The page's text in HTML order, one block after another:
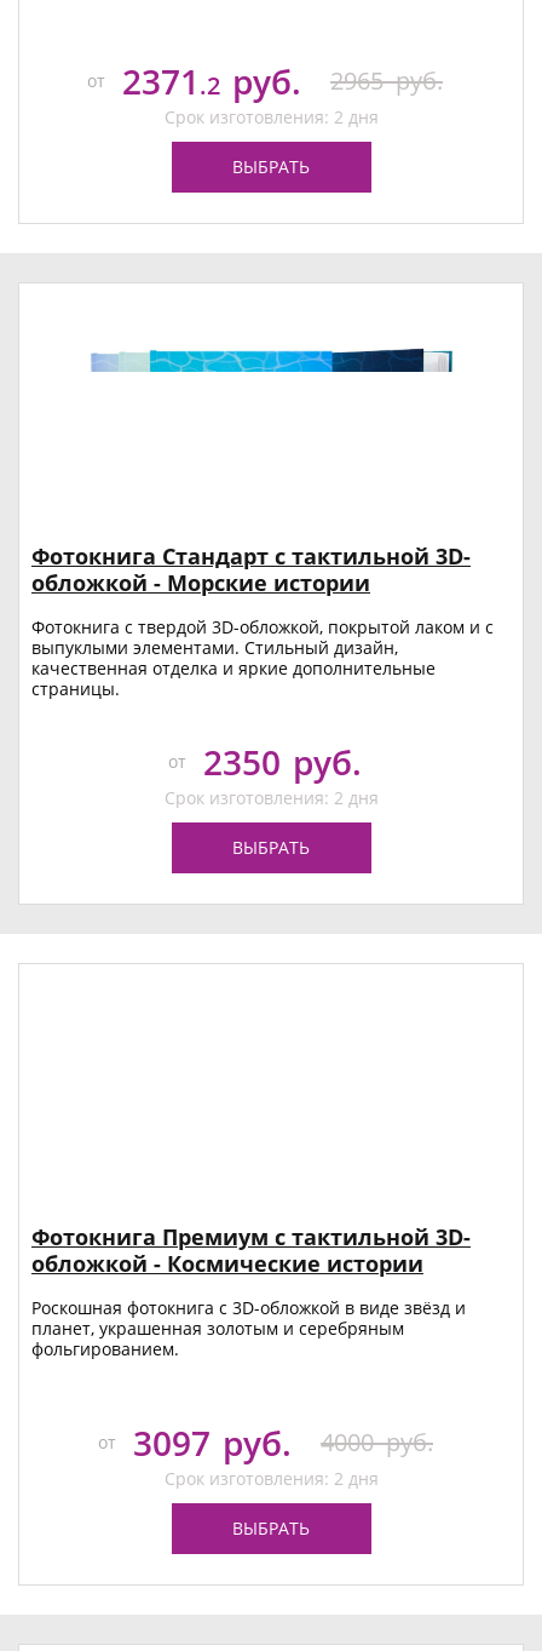
от 2371 .2 руб. 2965 руб.
Срок изготовления: 2 дня
ВЫБРАТЬ
Фотокнига Стандарт с тактильной 3D-
обложкой - Морские истории
Фотокнига с твердой 3D-обложкой, покрытой лаком и с
выпуклыми элементами. Стильный дизайн,
качественная отделка и яркие дополнительные
страницы.
от 2350 руб.
Срок изготовления: 2 дня
ВЫБРАТЬ
Фотокнига Премиум с тактильной 3D-
обложкой - Космические истории
Роскошная фотокнига с 3D-обложкой в виде звёзд и
планет, украшенная золотым и серебряным
фольгированием.
от 3097 руб. 4000 руб.
Срок изготовления: 2 дня
ВЫБРАТЬ